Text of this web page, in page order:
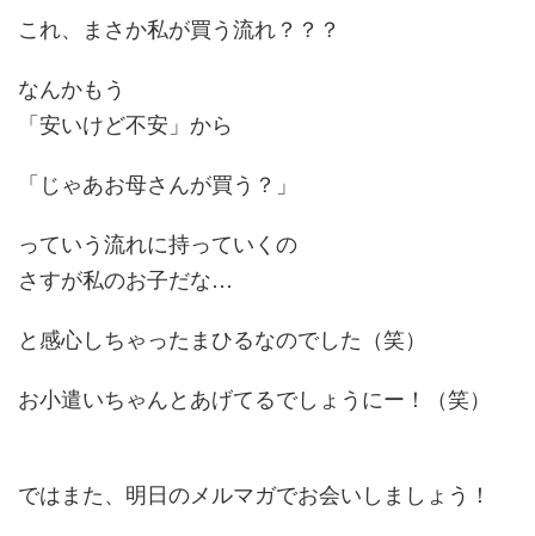
これ、まさか私が買う流れ？？？
なんかもう
「安いけど不安」から
「じゃあお母さんが買う？」
っていう流れに持っていくの
さすが私のお子だな…
と感心しちゃったまひるなのでした（笑）
お小遣いちゃんとあげてるでしょうにー！（笑）
ではまた、明日のメルマガでお会いしましょう！